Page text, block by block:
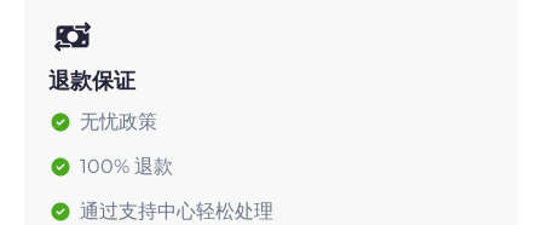
退款保证
无忧政策
100% 退款
通过支持中心轻松处理